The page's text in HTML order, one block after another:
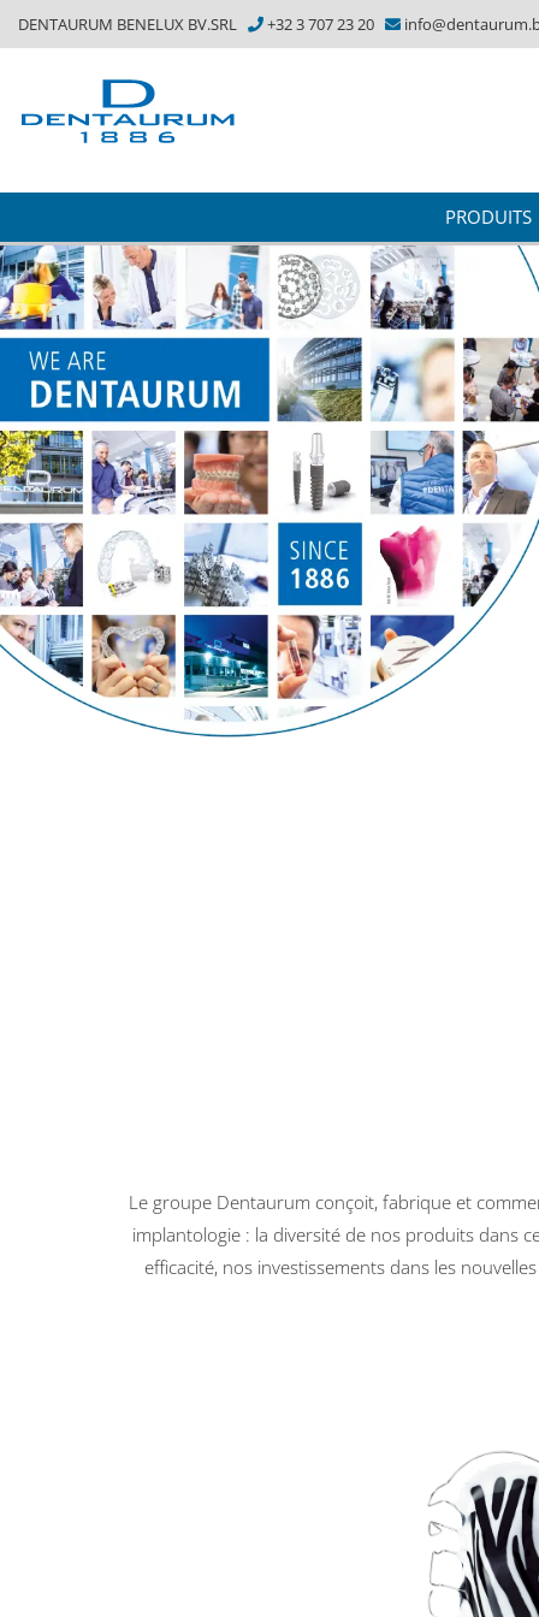
DENTAURUM BENELUX BV.SRL +32 3 707 23 20
PRODUITS
Le groupe Dentaurum conçoit, fabrique et
implantologie : la diversité de nos produits dans
efficacité, nos investissements dans les